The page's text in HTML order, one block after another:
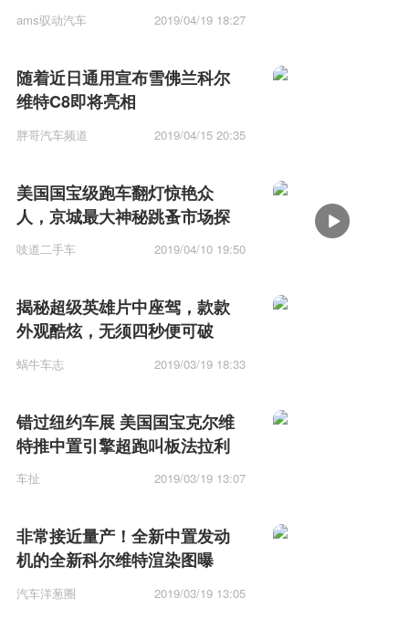
ams驭动汽车 2019/04/19 18:27
随着近日通用宣布雪佛兰科尔
维特C8即将亮相
胖哥汽车频道 2019/04/15 20:35
美国国宝级跑车翻灯惊艳众
人，京城最大神秘跳蚤市场探
秘
吱道二手车 2019/04/10 19:50
揭秘超级英雄片中座驾，款款
外观酷炫，无须四秒便可破
百！
蜗牛车志 2019/03/19 18:33
错过纽约车展 美国国宝克尔维
特推中置引擎超跑叫板法拉利
车扯 2019/03/19 13:07
非常接近量产！全新中置发动
机的全新科尔维特渲染图曝
光！
汽车洋葱圈 2019/03/19 13:05